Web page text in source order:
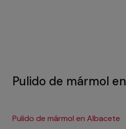
Pulido de mármol en
Pulido de mármol en Albacete